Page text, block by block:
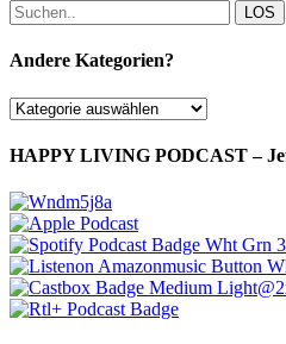
LOS
Andere Kategorien?
Andere
HAPPY LIVING PODCAST –